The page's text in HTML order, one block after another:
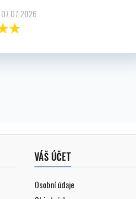
07.07.2026
VÁŠ ÚČET
Osobní údaje